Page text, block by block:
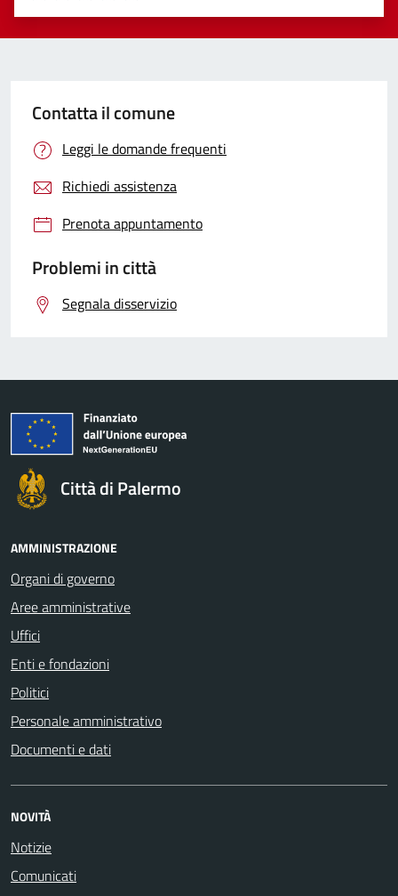
Valuta 5 stelle su 5
Valuta 4 stelle su 5
Valuta 3 stelle su 5
Valuta 2 stelle su 5
Valuta 1 stelle su 5
Contatta il comune
Leggi le domande frequenti
Richiedi assistenza
Prenota appuntamento
Problemi in città
Segnala disservizio
Città di Palermo
AMMINISTRAZIONE
Organi di governo
Aree amministrative
Uffici
Enti e fondazioni
Politici
Personale amministrativo
Documenti e dati
NOVITÀ
Notizie
Comunicati